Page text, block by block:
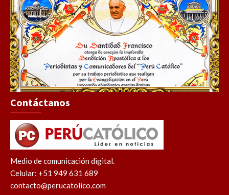
Contáctanos
Medio de comunicación digital.
Celular: +51 949 631 689
contacto@perucatolico.com